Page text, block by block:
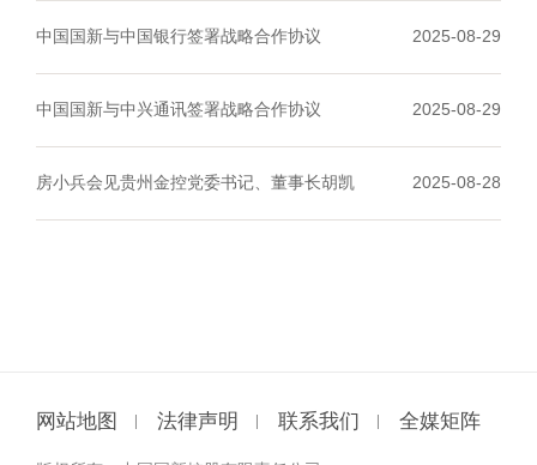
中国国新与中国银行签署战略合作协议 2025-08-29
中国国新与中兴通讯签署战略合作协议 2025-08-29
房小兵会见贵州金控党委书记、董事长胡凯 2025-08-28
网站地图 法律声明 联系我们 全媒矩阵